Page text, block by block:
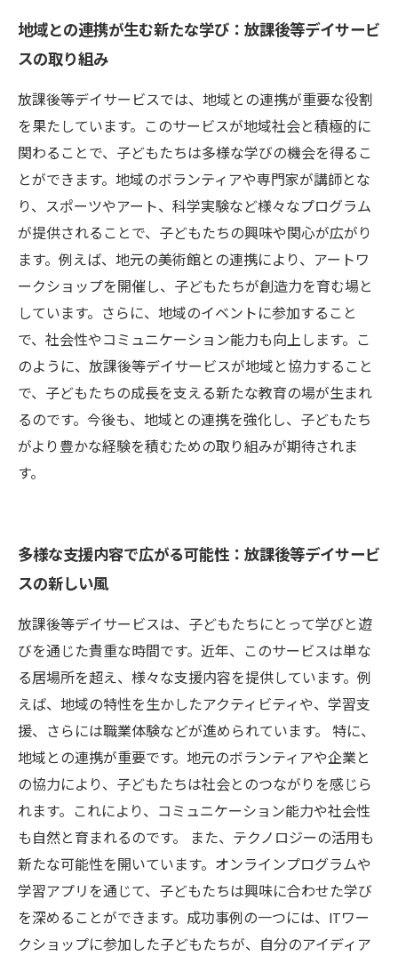
地域との連携が生む新たな学び：放課後等デイサービ
スの取り組み
放課後等デイサービスでは、地域との連携が重要な役割
を果たしています。このサービスが地域社会と積極的に
関わることで、子どもたちは多様な学びの機会を得るこ
とができます。地域のボランティアや専門家が講師とな
り、スポーツやアート、科学実験など様々なプログラム
が提供されることで、子どもたちの興味や関心が広がり
ます。例えば、地元の美術館との連携により、アートワ
ークショップを開催し、子どもたちが創造力を育む場と
しています。さらに、地域のイベントに参加すること
で、社会性やコミュニケーション能力も向上します。こ
のように、放課後等デイサービスが地域と協力すること
で、子どもたちの成長を支える新たな教育の場が生まれ
るのです。今後も、地域との連携を強化し、子どもたち
がより豊かな経験を積むための取り組みが期待されま
す。
多様な支援内容で広がる可能性：放課後等デイサービ
スの新しい風
放課後等デイサービスは、子どもたちにとって学びと遊
びを通じた貴重な時間です。近年、このサービスは単な
る居場所を超え、様々な支援内容を提供しています。例
えば、地域の特性を生かしたアクティビティや、学習支
援、さらには職業体験などが進められています。 特に、
地域との連携が重要です。地元のボランティアや企業と
の協力により、子どもたちは社会とのつながりを感じら
れます。これにより、コミュニケーション能力や社会性
も自然と育まれるのです。 また、テクノロジーの活用も
新たな可能性を開いています。オンラインプログラムや
学習アプリを通じて、子どもたちは興味に合わせた学び
を深めることができます。成功事例の一つには、ITワー
クショップに参加した子どもたちが、自分のアイディア